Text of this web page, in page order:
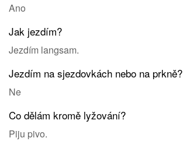
Ano
Jak jezdím?
Jezdím langsam.
Jezdím na sjezdovkách nebo na prkně?
Ne
Co dělám kromě lyžování?
Piju pivo.